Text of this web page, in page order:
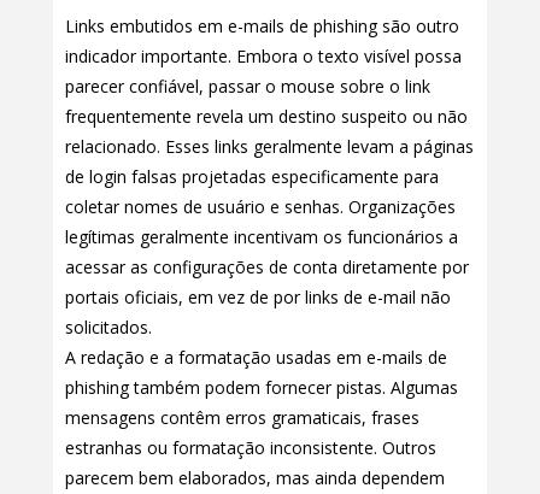
Links embutidos em e-mails de phishing são outro
indicador importante. Embora o texto visível possa
parecer confiável, passar o mouse sobre o link
frequentemente revela um destino suspeito ou não
relacionado. Esses links geralmente levam a páginas
de login falsas projetadas especificamente para
coletar nomes de usuário e senhas. Organizações
legítimas geralmente incentivam os funcionários a
acessar as configurações de conta diretamente por
portais oficiais, em vez de por links de e-mail não
solicitados.
A redação e a formatação usadas em e-mails de
phishing também podem fornecer pistas. Algumas
mensagens contêm erros gramaticais, frases
estranhas ou formatação inconsistente. Outros
parecem bem elaborados, mas ainda dependem